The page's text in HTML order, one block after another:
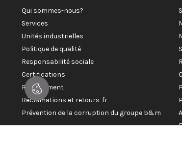
qui sommes-nous?
services
unités industrielles
politique de qualité
responsabilité sociale
certifications
recrutement
réclamations et retours-fr
prévention de la corruption du groupe b&m